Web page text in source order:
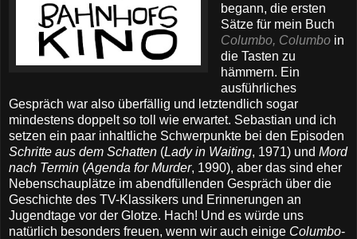
begann, die ersten
Sätze für mein Buch
Columbo, Columboin
die Tasten zu
hämmern. Ein
ausführliches
Gespräch war also überfällig und letztendlich sogar
mindestens doppelt so toll wie erwartet. Sebastian und ich
setzen ein paar inhaltliche Schwerpunkte bei den Episoden
Schritte aus dem Schatten (Lady in Waiting, 1971) und Mord
nach Termin (Agenda for Murder, 1990), aber das sind eher
Nebenschauplätze im abendfüllenden Gespräch über die
Geschichte des TV-Klassikers und Erinnerungen an
Jugendtage vor der Glotze. Hach! Und es würde uns
natürlich besonders freuen, wenn wir auch einige Columbo-